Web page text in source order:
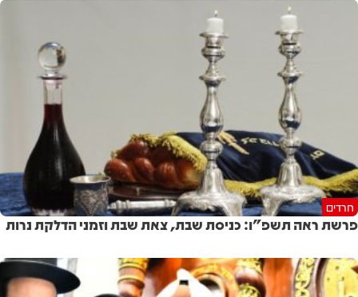
חרדים
פרשת ראה תשפ"ו: כניסת שבת, צאת שבת וזמני הדלקת נרות